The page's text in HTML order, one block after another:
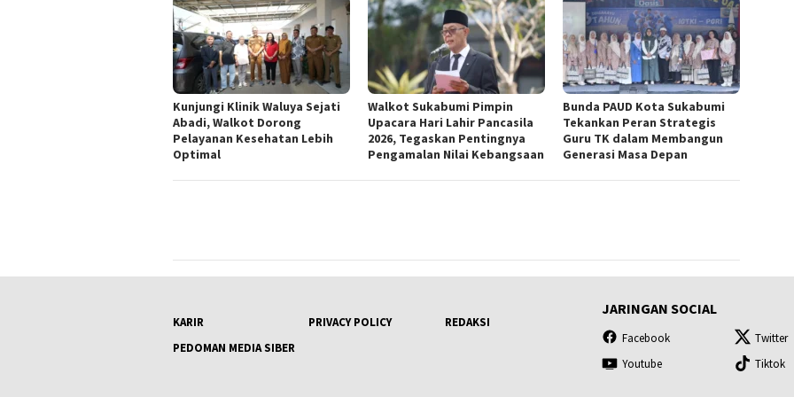
Kunjungi Klinik Waluya Sejati
Abadi, Walkot Dorong
Pelayanan Kesehatan Lebih
Optimal
Walkot Sukabumi Pimpin
Upacara Hari Lahir Pancasila
2026, Tegaskan Pentingnya
Pengamalan Nilai Kebangsaan
Bunda PAUD Kota Sukabumi
Tekankan Peran Strategis
Guru TK dalam Membangun
Generasi Masa Depan
KARIR PRIVACY POLICY
REDAKSI
PEDOMAN MEDIA SIBER
JARINGAN SOCIAL
Facebook Twitter
Youtube
Tiktok